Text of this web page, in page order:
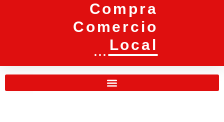
Compra
Comercio
Local